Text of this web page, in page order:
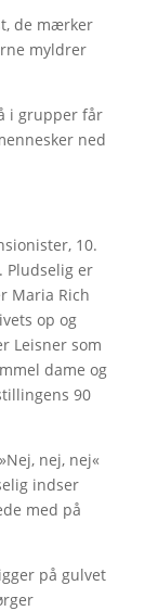
de mærker
myldrer
i grupper får
ned
10.
Pludselig er
Maria Rich
op og
Leisner som
dame og
90
nej, nej«
indser
med på
på gulvet